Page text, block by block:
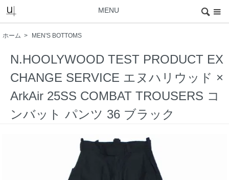
MENU
ホーム > MEN'S BOTTOMS
N.HOOLYWOOD TEST PRODUCT EX
CHANGE SERVICE エヌハリウッド ×
ArkAir 25SS COMBAT TROUSERS コ
ンバット パンツ 36 ブラック